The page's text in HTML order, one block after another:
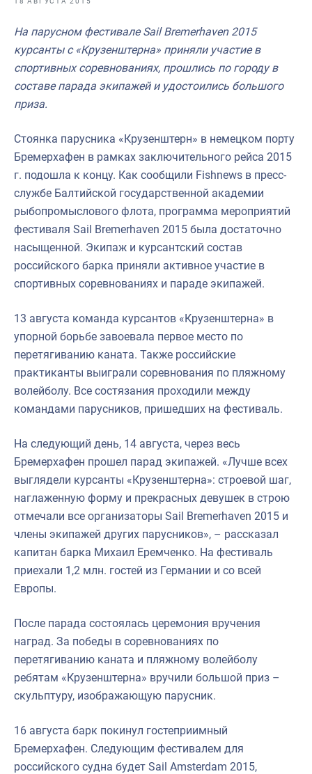
Выставки и конференции
Рыбоохрана России
Инфографика
Укрепление духовно-нравственных ценностей
События в России и мире
На парусном фестивале Sail Bremerhaven 2015
курсанты с «Крузенштерна» приняли участие в
спортивных соревнованиях, прошлись по городу в
составе парада экипажей и удостоились большого
приза.
Стоянка парусника «Крузенштерн» в немецком порту
Бремерхафен в рамках заключительного рейса 2015
г. подошла к концу. Как сообщили Fishnews в пресс-
службе Балтийской государственной академии
рыбопромыслового флота, программа мероприятий
фестиваля Sail Bremerhaven 2015 была достаточно
насыщенной. Экипаж и курсантский состав
российского барка приняли активное участие в
спортивных соревнованиях и параде экипажей.
13 августа команда курсантов «Крузенштерна» в
упорной борьбе завоевала первое место по
перетягиванию каната. Также российские
практиканты выиграли соревнования по пляжному
волейболу. Все состязания проходили между
командами парусников, пришедших на фестиваль.
На следующий день, 14 августа, через весь
Бремерхафен прошел парад экипажей. «Лучше всех
выглядели курсанты «Крузенштерна»: строевой шаг,
наглаженную форму и прекрасных девушек в строю
отмечали все организаторы Sail Bremerhaven 2015 и
члены экипажей других парусников», – рассказал
капитан барка Михаил Еремченко. На фестиваль
приехали 1,2 млн. гостей из Германии и со всей
Европы.
После парада состоялась церемония вручения
наград. За победы в соревнованиях по
перетягиванию каната и пляжному волейболу
ребятам «Крузенштерна» вручили большой приз –
скульптуру, изображающую парусник.
16 августа барк покинул гостеприимный
Бремерхафен. Следующим фестивалем для
российского судна будет Sail Amsterdam 2015,